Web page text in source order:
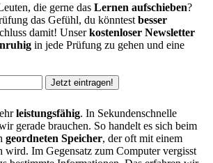
die gerne das Lernen aufschieben?
das Gefühl, du könntest besser
damit! Unserkostenloser Newsletter
in jede Prüfung zu gehen und eine
leistungsfähig. In Sekundenschnelle
gerade brauchen. So handelt es sich beim
geordneten Speicher, der oft mit einem
wird. Im Gegensatz zum Computer vergisst